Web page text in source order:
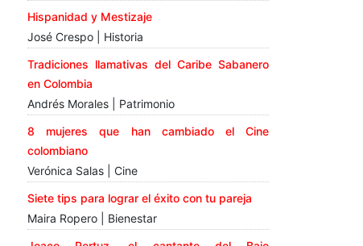
Hispanidad y Mestizaje
José Crespo | Historia
Tradiciones llamativas del Caribe Sabanero
en Colombia
Andrés Morales | Patrimonio
8 mujeres que han cambiado el Cine
colombiano
Verónica Salas | Cine
Siete tips para lograr el éxito con tu pareja
Maira Ropero | Bienestar